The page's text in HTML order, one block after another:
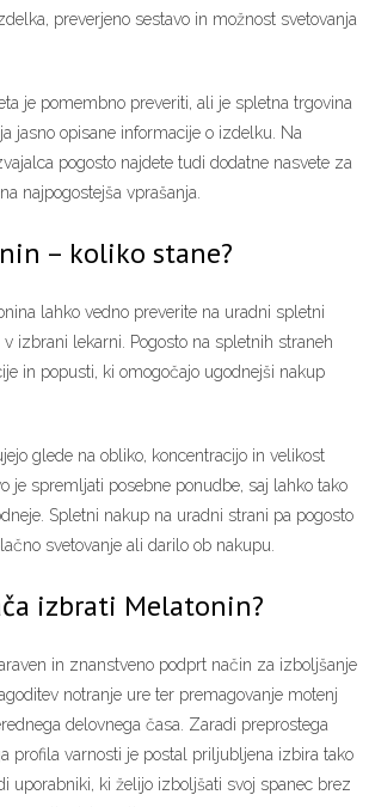
preverjeno sestavo in možnost svetovanja
je pomembno preveriti, ali je spletna trgovina
jasno opisane informacije o izdelku. Na
pogosto najdete tudi dodatne nasvete za
najpogostejša vprašanja.
– koliko stane?
lahko vedno preverite na uradni spletni
izbrani lekarni. Pogosto na spletnih straneh
in popusti, ki omogočajo ugodnejši nakup
glede na obliko, koncentracijo in velikost
je spremljati posebne ponudbe, saj lahko tako
Spletni nakup na uradni strani pa pogosto
svetovanje ali darilo ob nakupu.
izbrati Melatonin?
in znanstveno podprt način za izboljšanje
notranje ure ter premagovanje motenj
delovnega časa. Zaradi preprostega
profila varnosti je postal priljubljena izbira tako
uporabniki, ki želijo izboljšati svoj spanec brez